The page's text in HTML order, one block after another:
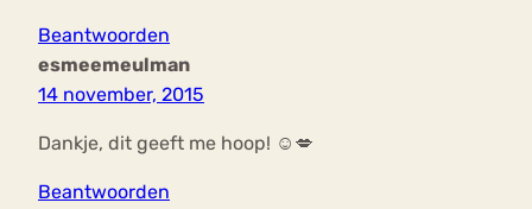
Beantwoorden
esmeemeulman
14 november, 2015
Dankje, dit geeft me hoop! ☺️💋
Beantwoorden